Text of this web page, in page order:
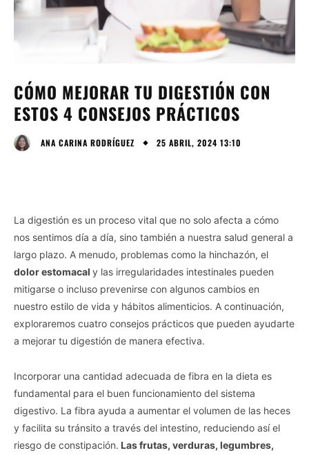
CÓMO MEJORAR TU DIGESTIÓN CON
ESTOS 4 CONSEJOS PRÁCTICOS
ANA CARINA RODRÍGUEZ 25 ABRIL, 2024 13:10
La digestión es un proceso vital que no solo afecta a cómo
nos sentimos día a día, sino también a nuestra salud general a
largo plazo. A menudo, problemas como la hinchazón, el
dolor estomacal y las irregularidades intestinales pueden
mitigarse o incluso prevenirse con algunos cambios en
nuestro estilo de vida y hábitos alimenticios. A continuación,
exploraremos cuatro consejos prácticos que pueden ayudarte
a mejorar tu digestión de manera efectiva.
Incorporar una cantidad adecuada de fibra en la dieta es
fundamental para el buen funcionamiento del sistema
digestivo. La fibra ayuda a aumentar el volumen de las heces
y facilita su tránsito a través del intestino, reduciendo así el
riesgo de constipación. Las frutas, verduras, legumbres,